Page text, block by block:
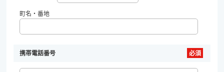
町名・番地
携帯電話番号